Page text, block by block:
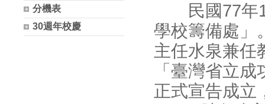
分機表
30週年校慶
民國77年1
學校籌備處」
主任水泉兼任
「臺灣省立
正式宣告成立